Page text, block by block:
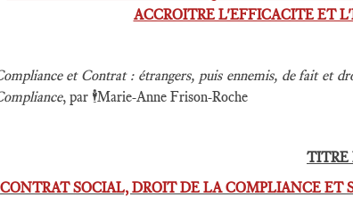
ACCROITRE L'EFFICACITE ET
et Contrat : étrangers, puis ennemis, de fait et
, par 🕴️Marie-Anne Frison-Roche
TITRE
CONTRAT SOCIAL, DROIT DE LA COMPLIANCE ET